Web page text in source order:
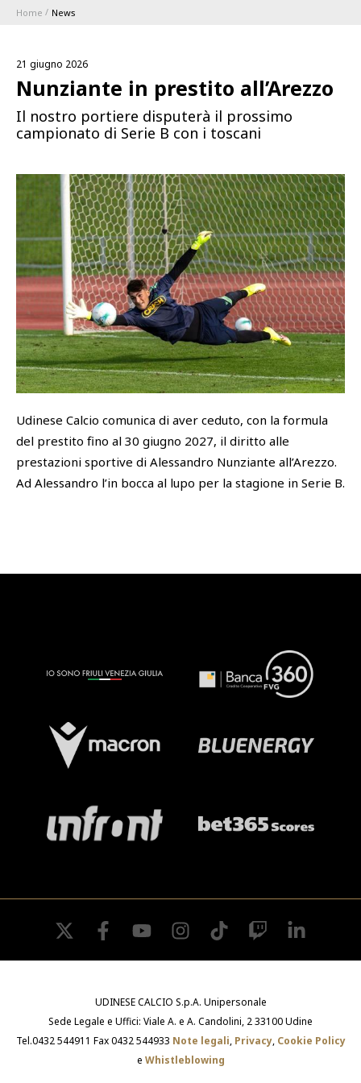
1896 MEMBERSHIP PROGRAM
STAGIONE
Serie A
Coppa Italia
Calendari e Risultati
Classifiche
CLUB
Cattedra Universidad Europea
Esports
BLUENERGY STADIUM
MEETING CENTER
SPONSOR
SQUADRE
PHOTOGALLERY
Home News
21 giugno 2026
Nunziante in prestito all’Arezzo
Il nostro portiere disputerà il prossimo
campionato di Serie B con i toscani
Udinese Calcio comunica di aver ceduto, con la formula
del prestito fino al 30 giugno 2027, il diritto alle
prestazioni sportive di Alessandro Nunziante all’Arezzo.
Ad Alessandro l’in bocca al lupo per la stagione in Serie B.
twitter facebookyoutube instagramtiktok twitch
UDINESE CALCIO S.p.A. Unipersonale
Sede Legale e Uffici: Viale A. e A. Candolini, 2 33100 Udine
Tel.0432 544911 Fax 0432 544933 Note legali, Privacy, Cookie Policy
e Whistleblowing